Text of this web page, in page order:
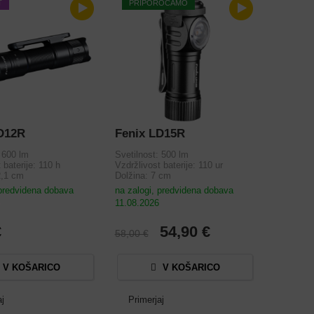
lm
110 h
cm
dobava
V KOŠARICO
PRIPOROČAMO
Fenix LD15R
Svetilnost: 500 lm
Vzdržlivost baterije: 110 ur
Dolžina: 7 cm
na zalogi, predvidena dobava
11.08.2026
58,00 € 54,90 €
V KOŠARICO
Primerjaj